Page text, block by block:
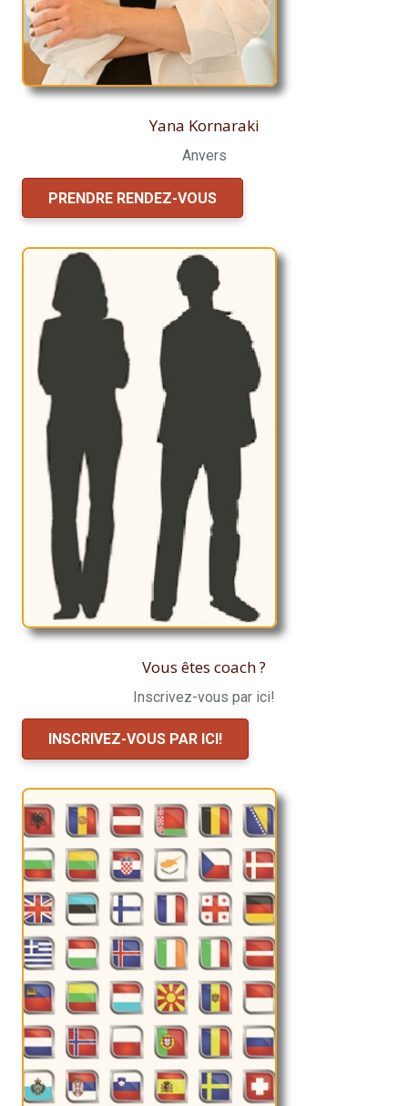
Yana Kornaraki
Anvers
PRENDRE RENDEZ-VOUS
Vous êtes coach ?
Inscrivez-vous par ici!
INSCRIVEZ-VOUS PAR ICI!